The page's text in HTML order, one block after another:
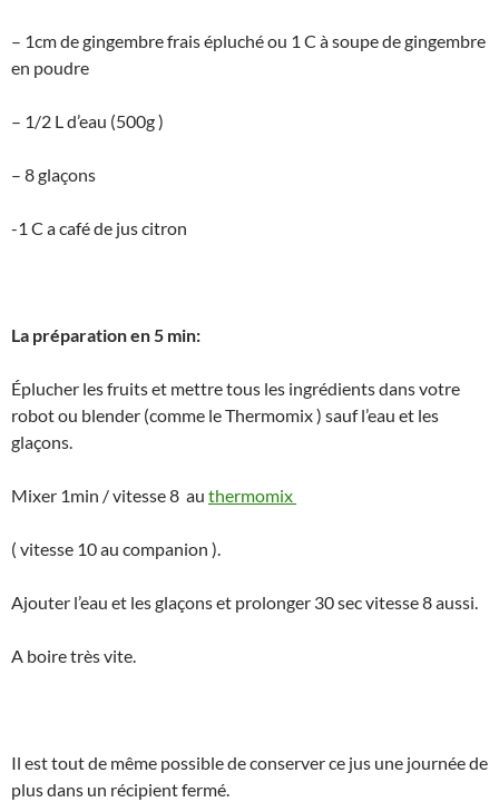
– 1cm de gingembre frais épluché ou 1 C à soupe de gingembre
en poudre
– 1/2 L d’eau (500g )
– 8 glaçons
-1 C a café de jus citron
La préparation en 5 min:
Éplucher les fruits et mettre tous les ingrédients dans votre
robot ou blender (comme le Thermomix ) sauf l’eau et les
glaçons.
Mixer 1min / vitesse 8 au thermomix
( vitesse 10 au companion ).
Ajouter l’eau et les glaçons et prolonger 30 sec vitesse 8 aussi.
A boire très vite.
Il est tout de même possible de conserver ce jus une journée de
plus dans un récipient fermé.